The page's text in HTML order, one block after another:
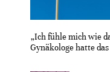
„Ich fühle mich wie
Gynäkologe hatte